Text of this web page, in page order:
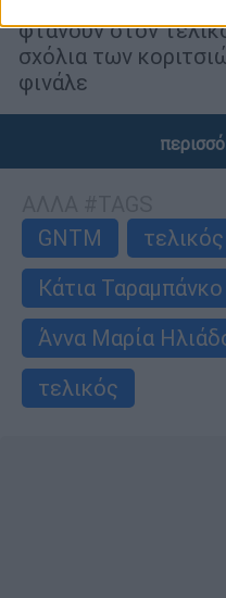
φτάνουν στον
σχόλια των
φινάλε
GNTM
Κάτια Ταραμπάνκο
Άννα Μαρία
τελικός